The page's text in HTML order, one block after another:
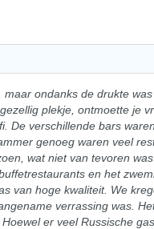
ondanks de drukte was
plekje, ontmoette je
De verschillende bars
genoeg waren veel
wat niet van tevoren
en het
van hoge kwaliteit. We
verrassing was.
er veel Russische